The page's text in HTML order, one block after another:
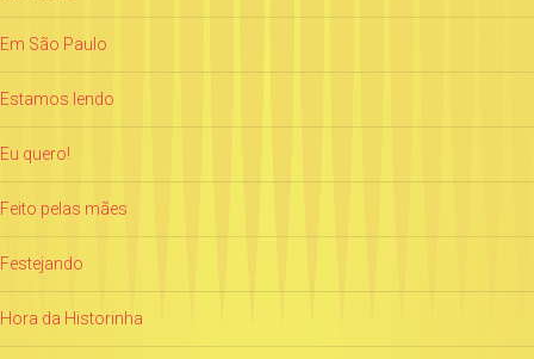
Em São Paulo
Estamos lendo
Eu quero!
Feito pelas mães
Festejando
Hora da Historinha